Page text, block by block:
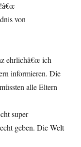
von
ehrlichâ€œ ich
informieren. Die
alle Eltern
super
geben. Die Welt